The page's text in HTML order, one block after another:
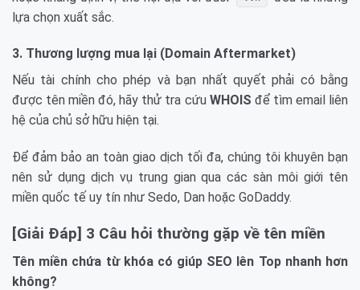
lựa chọn xuất sắc.
3. Thương lượng mua lại (Domain Aftermarket)
Nếu tài chính cho phép và bạn nhất quyết phải có bằng
được tên miền đó, hãy thử tra cứu WHOIS để tìm email liên
hệ của chủ sở hữu hiện tại.
Để đảm bảo an toàn giao dịch tối đa, chúng tôi khuyên bạn
nên sử dụng dịch vụ trung gian qua các sàn môi giới tên
miền quốc tế uy tín như Sedo, Dan hoặc GoDaddy.
[Giải Đáp] 3 Câu hỏi thường gặp về tên miền
Tên miền chứa từ khóa có giúp SEO lên Top nhanh hơn
không?